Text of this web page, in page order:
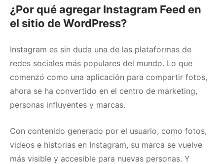
¿Por qué agregar Instagram Feed en
el sitio de WordPress?
Instagram es sin duda una de las plataformas de
redes sociales más populares del mundo. Lo que
comenzó como una aplicación para compartir fotos,
ahora se ha convertido en el centro de marketing,
personas influyentes y marcas.
Con contenido generado por el usuario, como fotos,
videos e historias en Instagram, su marca se vuelve
más visible y accesible para nuevas personas. Y